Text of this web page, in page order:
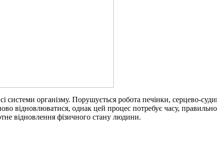
організму. Порушується робота печінки, серцево-
відновлюватися, однак цей процес потребує часу,
відновлення фізичного стану людини.